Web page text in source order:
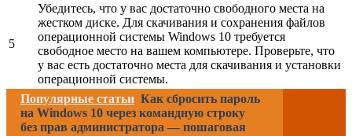
5
Убедитесь, что у вас достаточно свободного места на
жестком диске. Для скачивания и сохранения файлов
операционной системы Windows 10 требуется
свободное место на вашем компьютере. Проверьте, что
у вас есть достаточно места для скачивания и установки
операционной системы.
Популярные статьи Как сбросить пароль
на Windows 10 через командную строку
без прав администратора — пошаговая